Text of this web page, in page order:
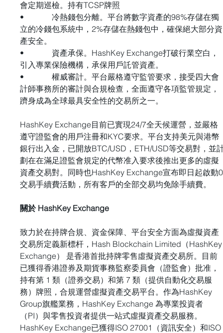
會定期巡檢。持有TCSP牌照
•              冷熱錢包分離。平台將數字資產的98%存儲在獨
立的冷錢包系統中，2%存儲在熱錢包中，確保絕大部分資
產安全。
•              資產承保。HashKey Exchange打破行業空白，
引入專業保險機構，承保用戶託管資產。
•              權威審計。平台嚴格遵守監管要求，接受四大會
計師事務所的審計與合規檢查，全面遵守各項監管規定，
躋身成為全球最具安全性的交易所之一。
HashKey Exchange目前已實現24/7全天候運營，並嚴格
遵守證監會的用戶注冊和KYC要求。平台支持美元與港幣
銀行出入金，已開放BTC/USD，ETH/USD等交易對，並
劃在在滿足證監會規定的代幣准入要求後推出更多的虛擬
資產交易對。同時也HashKey Exchange宣布即日起啟動0
交易手續費活動，所有客戶的全部交易均免除手續費。
關於 HashKey Exchange
致力於在持牌合規、資金保障、平台安全方面為虛擬資產
交易所定義新標杆，Hash Blockchain Limited（
Exchange） 是香港首批持牌零售虛擬資產交易所。目前
已獲得香港證券及期貨事務監察委員會（證監會）批准，
持有第 1 類（證券交易）和第 7 類（提供自動化交易服
務）牌照，合規運營虛擬資產交易平台。作為HashKey
Group旗艦業務，HashKey Exchange 為專業投資者
（PI）與零售投資者提供一站式虛擬資產交易服務。
HashKey Exchange已獲得ISO 27001（資訊安全）和ISO